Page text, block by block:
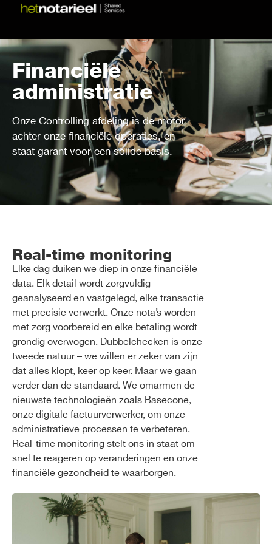
Financiële
administratie
Onze Controlling afdeling is de motor
achter onze financiële operaties, en
staat garant voor een solide basis.
Real-time monitoring
Elke dag duiken we diep in onze financiële
data. Elk detail wordt zorgvuldig
geanalyseerd en vastgelegd, elke transactie
met precisie verwerkt. Onze nota’s worden
met zorg voorbereid en elke betaling wordt
grondig overwogen. Dubbelchecken is onze
tweede natuur – we willen er zeker van zijn
dat alles klopt, keer op keer. Maar we gaan
verder dan de standaard. We omarmen de
nieuwste technologieën zoals Basecone,
onze digitale factuurverwerker, om onze
administratieve processen te verbeteren.
Real-time monitoring stelt ons in staat om
snel te reageren op veranderingen en onze
financiële gezondheid te waarborgen.